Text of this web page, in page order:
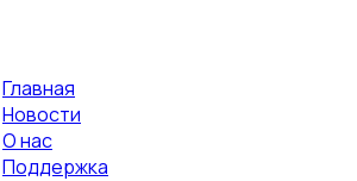
Главная
Новости
О нас
Поддержка